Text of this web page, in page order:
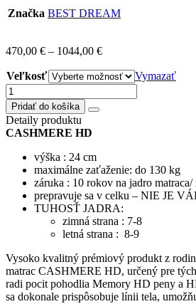
Značka BEST DREAM
470,00 € – 1044,00 €
Veľkosť
Vymazať
množstvo
MATRAC
CASHMERE
HD/výber
šírky
Pridať do košíka
Detaily produktu
CASHMERE HD
výška : 24 cm
maximálne zaťaženie: do 130 kg
záruka : 10 rokov na jadro
prepravuje sa v celku – NIE JE
TUHOSŤ JADRA:
zimná strana : 7-8
letná strana : 8-9
Vysoko kvalitný prémiový produkt z
matrac CASHMERE HD, určený pre
radi pocit pohodlia Memory HD peny a
sa dokonale prispôsobuje línii tela,